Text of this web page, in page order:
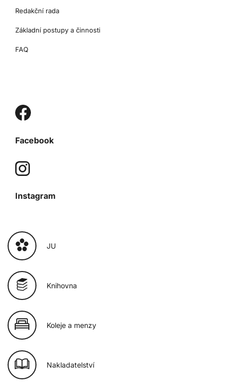
Redakční rada
Základní postupy a činnosti
FAQ
Facebook
Instagram
JU
Knihovna
Koleje a menzy
Nakladatelství